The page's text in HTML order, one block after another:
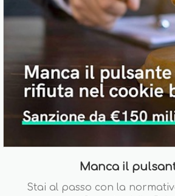
Manca il
Stai al passo con la